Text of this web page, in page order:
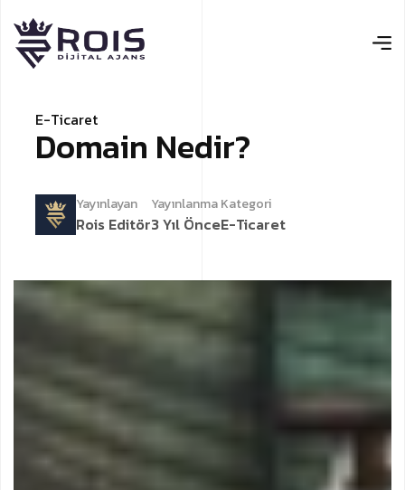
E-Ticaret
Domain Nedir?
Yayınlayan
Rois Editör
Yayınlanma
3 Yıl Önce
Kategori
E-Ticaret